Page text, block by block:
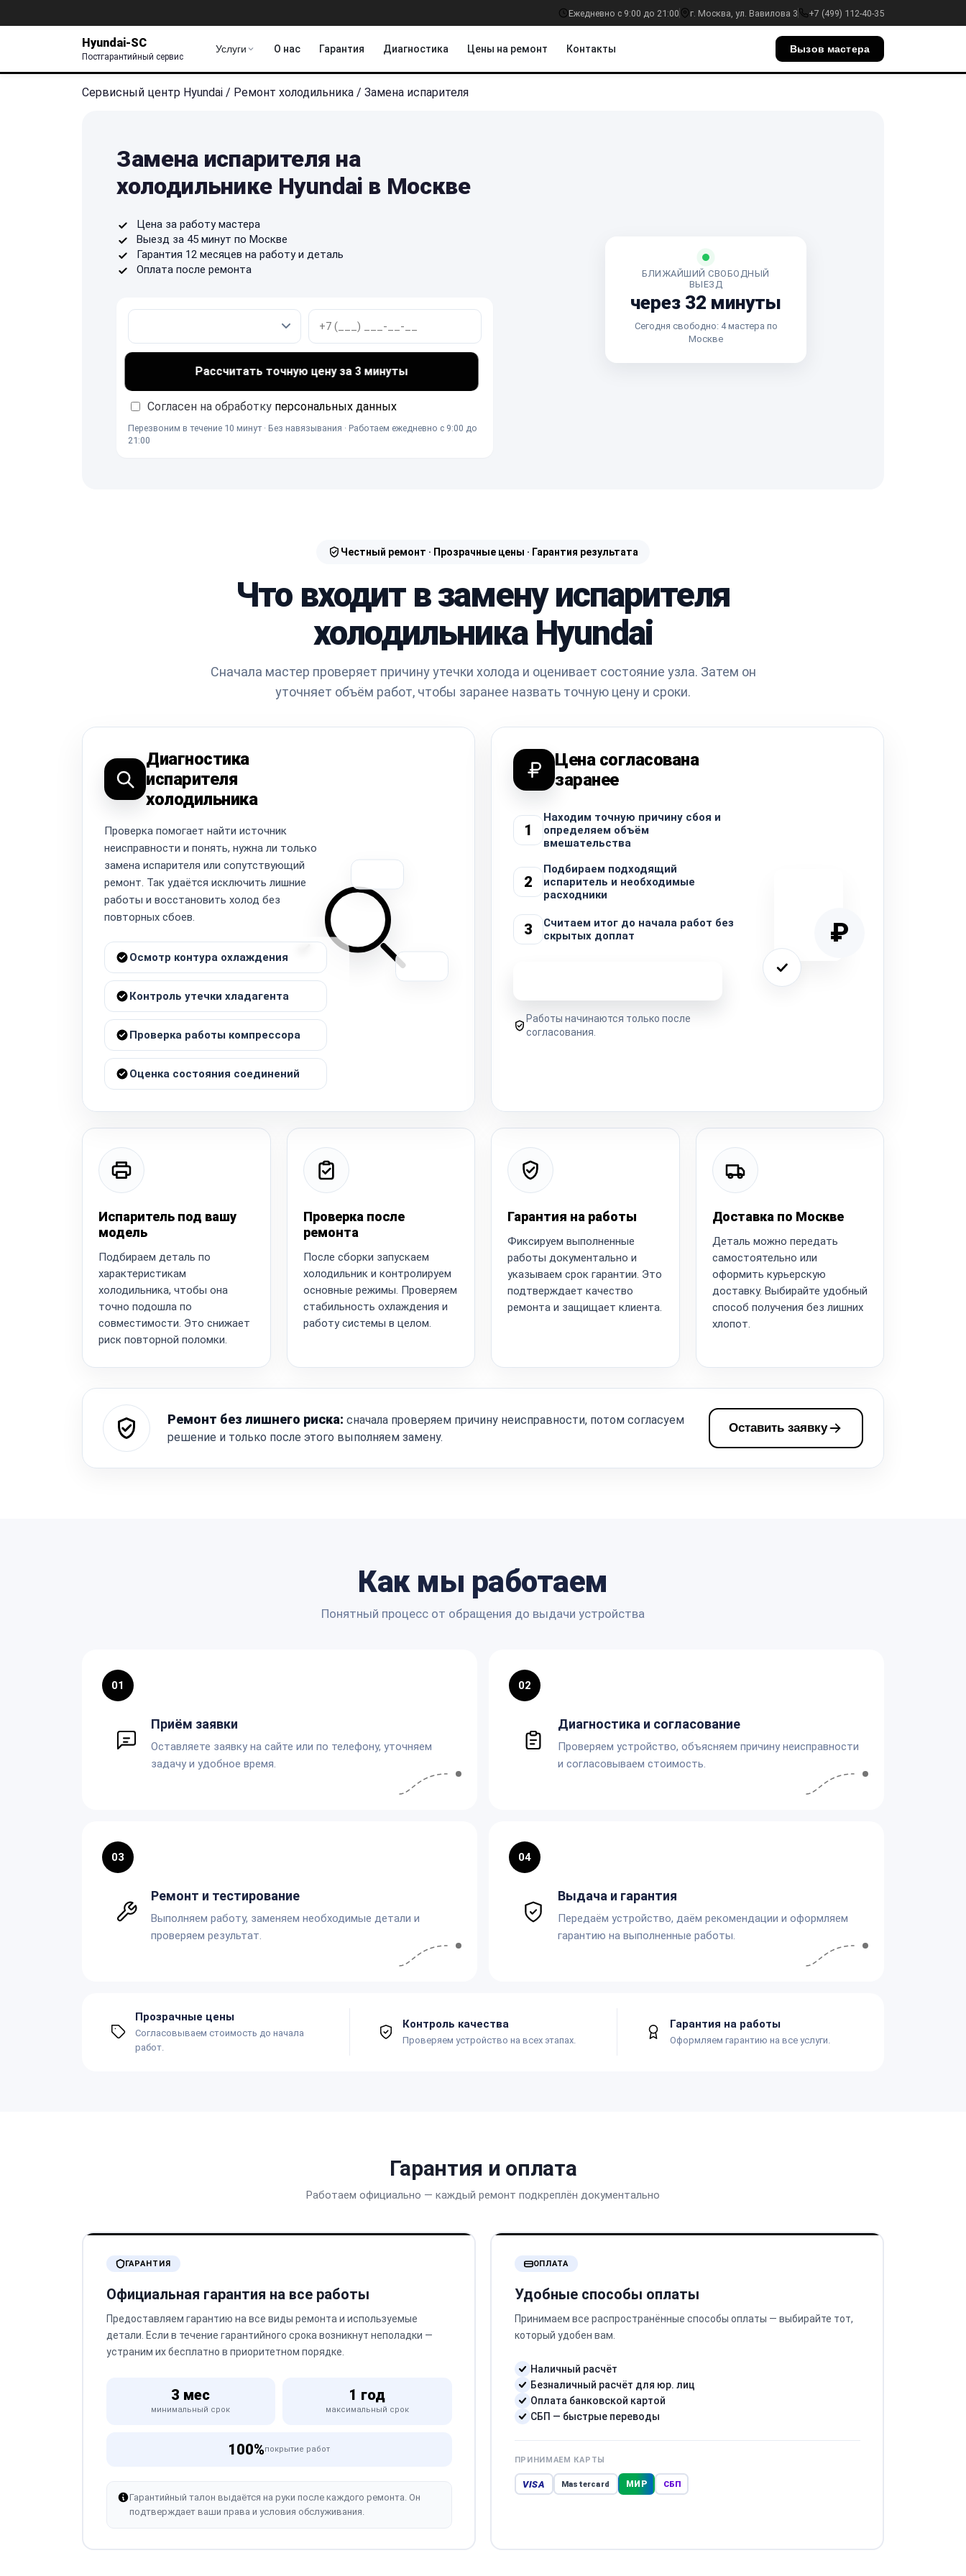
Ежедневно с 9:00 до 21:00 г. Москва, ул. Вавилова 3 +7 (499) 112-40-35
Hyundai-SC
Постгарантийный сервис
Услуги О нас Гарантия Диагностика Цены на ремонт Контакты Вызов мастера
Сервисный центр Hyundai / Ремонт холодильника / Замена испарителя
Замена испарителя на
холодильнике Hyundai в Москве
Цена за работу мастера
Выезд за 45 минут по Москве
Гарантия 12 месяцев на работу и деталь
Оплата после ремонта
Рассчитать точную цену за 3 минуты
Согласен на обработку персональных данных
Перезвоним в течение 10 минут · Без навязывания · Работаем ежедневно с 9:00 до
21:00
БЛИЖАЙШИЙ СВОБОДНЫЙ
ВЫЕЗД
через 32 минуты
Сегодня свободно: 4 мастера по
Москве
Честный ремонт · Прозрачные цены · Гарантия результата
Что входит в замену испарителя
холодильника Hyundai
Сначала мастер проверяет причину утечки холода и оценивает состояние узла. Затем он
уточняет объём работ, чтобы заранее назвать точную цену и сроки.
Диагностика
испарителя
холодильника
Проверка помогает найти источник
неисправности и понять, нужна ли только
замена испарителя или сопутствующий
ремонт. Так удаётся исключить лишние
работы и восстановить холод без
повторных сбоев.
Осмотр контура охлаждения
Контроль утечки хладагента
Проверка работы компрессора
Оценка состояния соединений
Цена согласована
заранее
1
Находим точную причину сбоя и
определяем объём
вмешательства
2
Подбираем подходящий
испаритель и необходимые
расходники
3
Считаем итог до начала работ без
скрытых доплат
Работы начинаются только после
согласования.
₽
Испаритель под вашу
модель
Подбираем деталь по
характеристикам
холодильника, чтобы она
точно подошла по
совместимости. Это снижает
риск повторной поломки.
Проверка после
ремонта
После сборки запускаем
холодильник и контролируем
основные режимы. Проверяем
стабильность охлаждения и
работу системы в целом.
Гарантия на работы
Фиксируем выполненные
работы документально и
указываем срок гарантии. Это
подтверждает качество
ремонта и защищает клиента.
Доставка по Москве
Деталь можно передать
самостоятельно или
оформить курьерскую
доставку. Выбирайте удобный
способ получения без лишних
хлопот.
Ремонт без лишнего риска: сначала проверяем причину неисправности, потом согласуем
решение и только после этого выполняем замену.
Оставить заявку
Как мы работаем
Понятный процесс от обращения до выдачи устройства
01
Приём заявки
Оставляете заявку на сайте или по телефону, уточняем
задачу и удобное время.
02
Диагностика и согласование
Проверяем устройство, объясняем причину неисправности
и согласовываем стоимость.
03
Ремонт и тестирование
Выполняем работу, заменяем необходимые детали и
проверяем результат.
04
Выдача и гарантия
Передаём устройство, даём рекомендации и оформляем
гарантию на выполненные работы.
Прозрачные цены
Согласовываем стоимость до начала
работ.
Контроль качества
Проверяем устройство на всех этапах.
Гарантия на работы
Оформляем гарантию на все услуги.
Гарантия и оплата
Работаем официально — каждый ремонт подкреплён документально
ГАРАНТИЯ
Официальная гарантия на все работы
Предоставляем гарантию на все виды ремонта и используемые
детали. Если в течение гарантийного срока возникнут неполадки —
устраним их бесплатно в приоритетном порядке.
3 мес
минимальный срок
1 год
максимальный срок
100%покрытие работ
Гарантийный талон выдаётся на руки после каждого ремонта. Он
подтверждает ваши права и условия обслуживания.
ОПЛАТА
Удобные способы оплаты
Принимаем все распространённые способы оплаты — выбирайте тот,
который удобен вам.
Наличный расчёт
Безналичный расчёт для юр. лиц
Оплата банковской картой
СБП — быстрые переводы
ПРИНИМАЕМ КАРТЫ
VISA Mastercard МИР СБП